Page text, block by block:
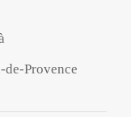
Provence